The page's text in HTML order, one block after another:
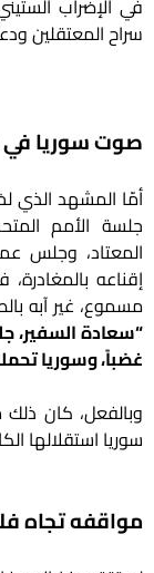
سراح المعتقلين
صوت سوريا في
أمّا المشهد الذي
المعتاد، وجلس
إقناعه
مسموع، غير آبه بالصراخ
غضباً، وسوريا تحملت احتلالكم 25
وبالفعل، كان ذلك
سوريا استقلالها
مواقفه تجاه